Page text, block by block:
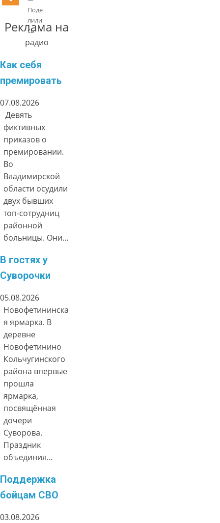
Поде
лили
сь
Реклама на
радио
Как себя
премировать
07.08.2026
Девять
фиктивных
приказов о
премировании.
Во
Владимирской
области осудили
двух бывших
топ-сотрудниц
районной
больницы. Они…
В гостях у
Суворочки
05.08.2026
Новофетининска
я ярмарка. В
деревне
Новофетинино
Кольчугинского
района впервые
прошла
ярмарка,
посвящённая
дочери
Суворова.
Праздник
объединил…
Поддержка
бойцам СВО
03.08.2026